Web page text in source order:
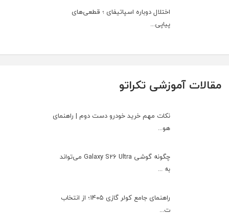
اختلال دوباره اسپاتیفای ؛ قطعی‌های
پیاپی...
مقالات آموزشی تکراتو
نکات مهم خرید خودرو دست دوم | راهنمای
هو...
چگونه گوشی Galaxy S26 Ultra می‌تواند
به ...
راهنمای جامع کولر گازی ۱۴۰۵؛ از انتخاب
ت...